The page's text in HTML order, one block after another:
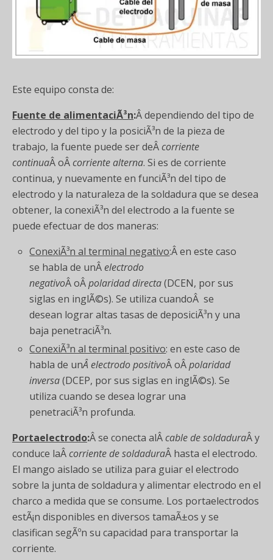
Este equipo consta de:
Fuente de alimentaciÃ³n:Â dependiendo del tipo de
electrodo y del tipo y la posiciÃ³n de la pieza de
trabajo, la fuente puede ser deÂcorriente
continuaÂ oÂcorriente alterna. Si es de corriente
continua, y nuevamente en funciÃ³n del tipo de
electrodo y la naturaleza de la soldadura que se desea
obtener, la conexiÃ³n del electrodo a la fuente se
puede efectuar de dos maneras:
ConexiÃ³n al terminal negativo:Â en este caso
se habla de unÂelectrodo
negativoÂ oÂpolaridad directa(DCEN, por sus
siglas en inglÃ©s). Se utiliza cuandoÂ se
desean lograr altas tasas de deposiciÃ³n y una
baja penetraciÃ³n.
ConexiÃ³n al terminal positivo: en este caso de
habla de unÂ electrodo positivoÂ oÂpolaridad
inversa(DCEP, por sus siglas en inglÃ©s). Se
utiliza cuando se desea lograr una
penetraciÃ³n profunda.
Portaelectrodo:Â se conecta alÂcable de soldaduraÂ y
conduce laÂcorriente de soldaduraÂ hasta el electrodo.
El mango aislado se utiliza para guiar el electrodo
sobre la junta de soldadura y alimentar electrodo en el
charco a medida que se consume. Los portaelectrodos
estÃ¡n disponibles en diversos tamaÃ±os y se
clasifican segÃºn su capacidad para transportar la
corriente.